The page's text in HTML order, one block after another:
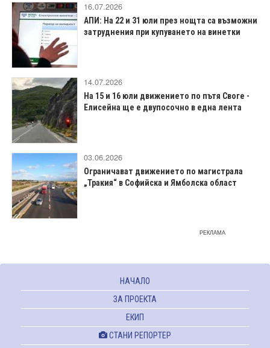
16.07.2026
АПИ: На 22 и 31 юли през нощта са възможни
затруднения при купуването на винетки
14.07.2026
На 15 и 16 юли движението по пътя Своге -
Елисейна ще е двупосочно в една лента
03.06.2026
Ограничават движението по магистрала
„Тракия“ в Софийска и Ямболска област
РЕКЛАМА
НАЧАЛО
ЗА ПРОЕКТА
ЕКИП
СТАНИ РЕПОРТЕР